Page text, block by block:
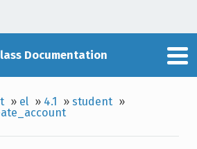
Documentation
» el » 4.1 »student »